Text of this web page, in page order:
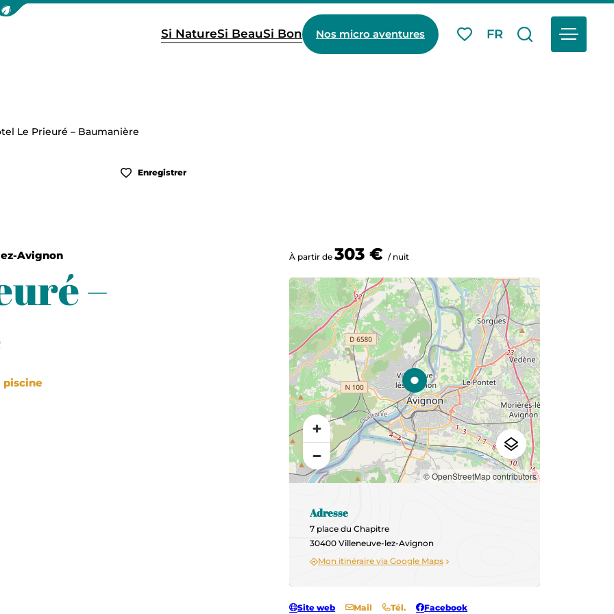
la barre de navigation du mode éco
Si NatureSi BeauSi Bon Nos micro aventures
Mes favoris
FR
Je
Le Prieuré – Baumanière
Enregistrer
Avignon
–
piscine
À partir de303 €/ nuit
© OpenStreetMap contributors
Adresse
7 place du Chapitre
30400 Villeneuve-lez-Avignon
Mon itinéraire via Google Maps
Site web Mail Tél. Facebook